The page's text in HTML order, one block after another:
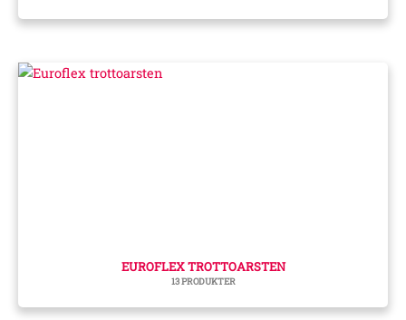
EUROFLEX TROTTOARSTEN
13 PRODUKTER